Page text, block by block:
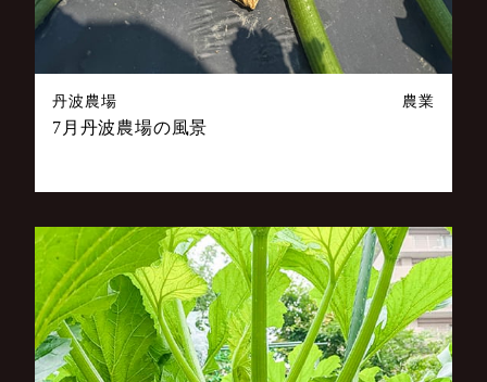
丹波農場 農業
7月丹波農場の風景